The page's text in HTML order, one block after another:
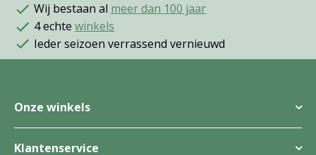
Wij bestaan al meer dan 100 jaar
4 echte winkels
Ieder seizoen verrassend vernieuwd
Onze winkels
Klantenservice